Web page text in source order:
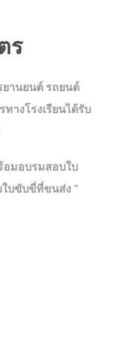
ร
ยานยนต์ รถยนต์
างโรงเรียนได้รับ
อมอบรมสอบใบ
ใบขับขี่ที่ขนส่ง ”